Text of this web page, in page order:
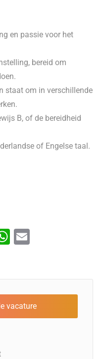
en passie voor het
bereid om
staat om in verschillende
B, of de bereidheid
of Engelse taal.
W
s
A
p
l